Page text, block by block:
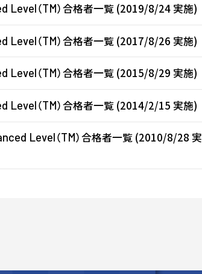
Level（TM）合格者一覧 (2019/8/24 実施)
Level（TM）合格者一覧 (2017/8/26 実施)
Level（TM）合格者一覧 (2015/8/29 実施)
Level（TM）合格者一覧 (2014/2/15 実施)
Level（TM）合格者一覧 (2010/8/28 実